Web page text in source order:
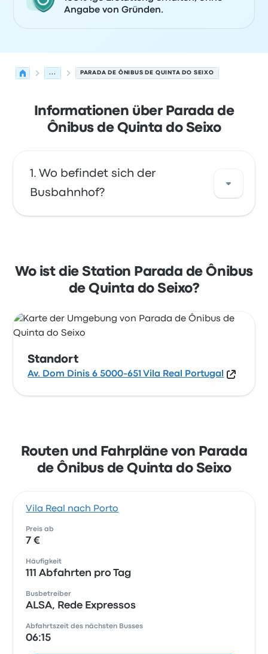
Angabe von Gründen.
... PARADA DE ÔNIBUS DE QUINTA DO SEIXO
Informationen über Parada de
Ônibus de Quinta do Seixo
Wo befindet sich der
Busbahnhof?
Real Portugal. Sehen Sie sich den Standort
dieser Bushaltestelle in Vila Real auf einer
Karte an.
Wo ist die Station Parada de Ônibus
de Quinta do Seixo?
Standort
Av. Dom Dinis 6 5000-651 Vila Real Portugal
Routen und Fahrpläne von Parada
de Ônibus de Quinta do Seixo
Vila Real nach Porto
Preis ab
7 €
Häufigkeit
111 Abfahrten pro Tag
Busbetreiber
ALSA, Rede Expressos
Abfahrtszeit des nächsten Busses
06:15